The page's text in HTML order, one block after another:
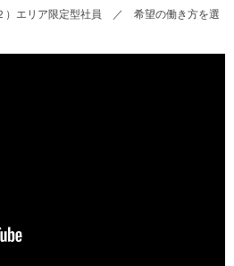
）エリア限定型社員 ／ 希望の働き方を選